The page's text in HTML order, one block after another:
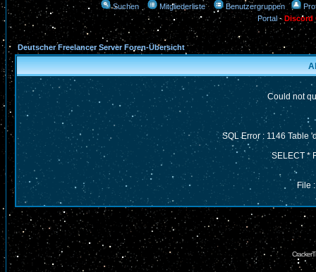
Suchen Mitgliederliste Benutzergruppen
Portal-Discord
Deutscher Freelancer Server Foren-Übersicht
Could not
SQL Error : 1146 Table
SELECT *
File